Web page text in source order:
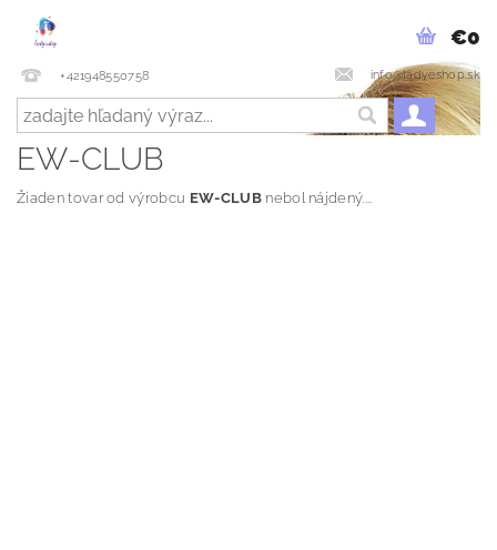
+421948550758 info@ladyeshop.sk
€0
EW-CLUB
Žiaden tovar od výrobcu EW-CLUBnebol nájdený....